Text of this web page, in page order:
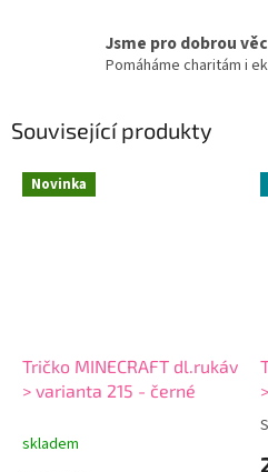
Jsme pro dobrou
Pomáháme charitám i
Související produkty
Novinka
Tričko MINECRAFT dl.rukáv
> varianta 215 - černé
skladem